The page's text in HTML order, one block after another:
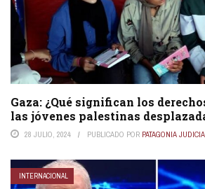
Gaza: ¿Qué significan los
las jóvenes palestinas
28 JULIO, 2024 PUBLICADO POR PATAGONIA
INTERNACIONAL